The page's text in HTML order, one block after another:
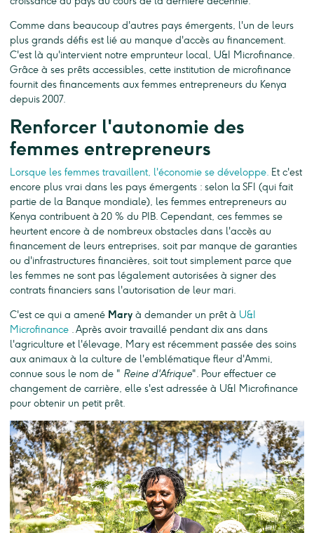
Comme dans beaucoup d'autres pays émergents, l'un de leurs
plus grands défis est lié au manque d'accès au financement.
C'est là qu'intervient notre emprunteur local, U&I Microfinance.
Grâce à ses prêts accessibles, cette institution de microfinance
fournit des financements aux femmes entrepreneurs du Kenya
depuis 2007.
Renforcer l'autonomie des
femmes entrepreneurs
Lorsque les femmes travaillent, l'économie se développe. Et c'est
encore plus vrai dans les pays émergents : selon la SFI (qui fait
partie de la Banque mondiale), les femmes entrepreneurs au
Kenya contribuent à 20 % du PIB. Cependant, ces femmes se
heurtent encore à de nombreux obstacles dans l'accès au
financement de leurs entreprises, soit par manque de garanties
ou d'infrastructures financières, soit tout simplement parce que
les femmes ne sont pas légalement autorisées à signer des
contrats financiers sans l'autorisation de leur mari.
C'est ce qui a amené Mary à demander un prêt à U&I
Microfinance . Après avoir travaillé pendant dix ans dans
l'agriculture et l'élevage, Mary est récemment passée des soins
aux animaux à la culture de l'emblématique fleur d'Ammi,
connue sous le nom de " Reine d'Afrique". Pour effectuer ce
changement de carrière, elle s'est adressée à U&I Microfinance
pour obtenir un petit prêt.